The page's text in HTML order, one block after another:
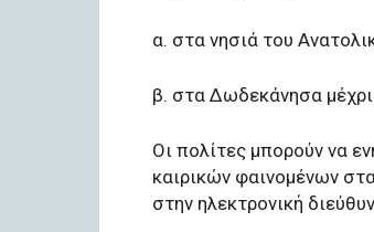
α. στα νησιά του
β. στα Δωδεκάνησα
Οι πολίτες μπορούν να
καιρικών φαινομένων
στην ηλεκτρονική